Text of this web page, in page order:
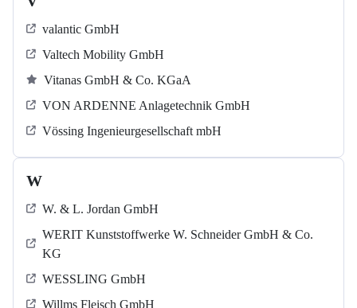
valantic GmbH
Valtech Mobility GmbH
Vitanas GmbH & Co. KGaA
VON ARDENNE Anlagetechnik GmbH
Vössing Ingenieurgesellschaft mbH
W
W. & L. Jordan GmbH
WERIT Kunststoffwerke W. Schneider GmbH & Co.
KG
WESSLING GmbH
Willms Fleisch GmbH